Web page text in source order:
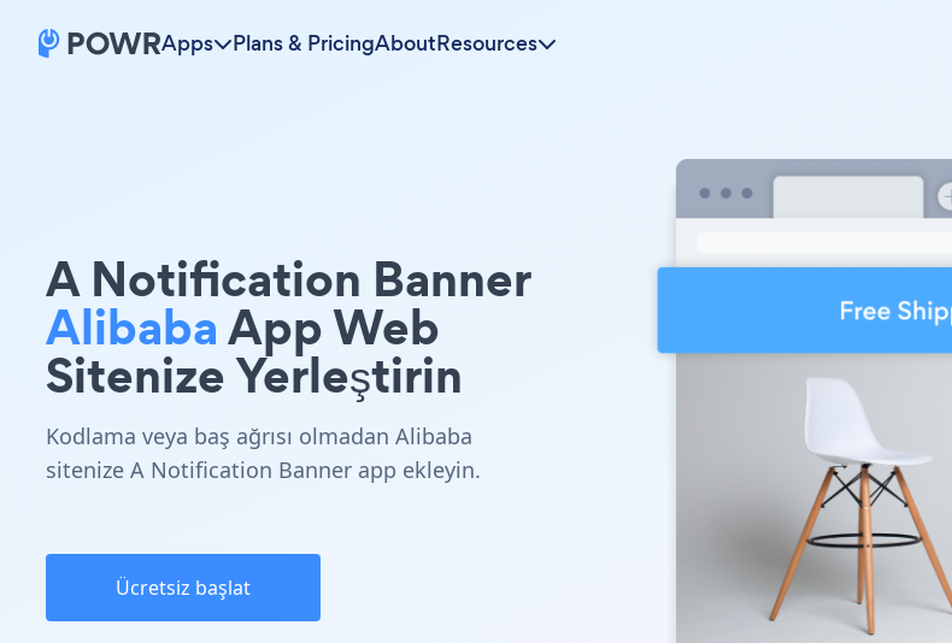
Apps Plans & PricingAboutResources
A Notification Banner
AlibabaApp Web
Sitenize Yerleştirin
Kodlama veya baş ağrısı olmadan Alibaba
sitenize A Notification Banner app ekleyin.
Ücretsiz başlat